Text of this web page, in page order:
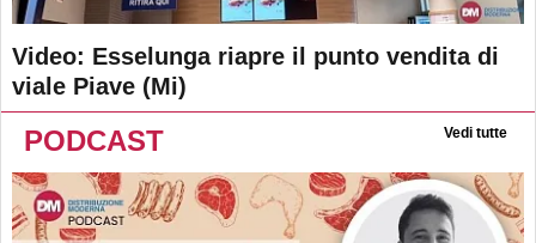
Video: Esselunga riapre il punto vendita di
viale Piave (Mi)
PODCAST Vedi tutte